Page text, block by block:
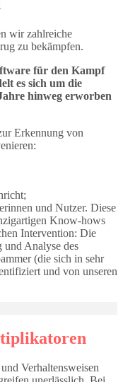
wir zahlreiche
zu bekämpfen.
für den Kampf
es sich um die
hinweg erworben
Erkennung von
und Nutzer. Diese
Know-hows
Intervention: Die
und Analyse des
(die sich in sehr
und von unseren
Verhaltensweisen